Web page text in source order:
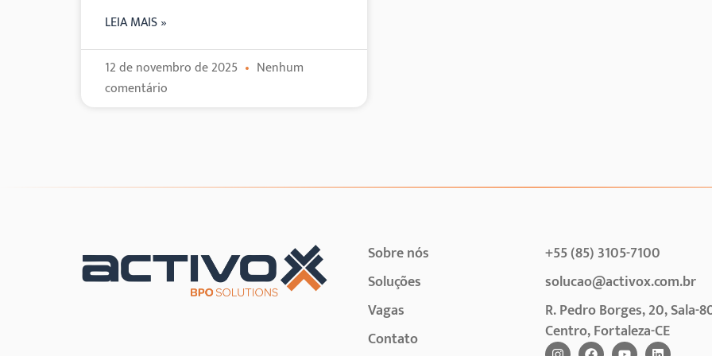
LEIA MAIS »
12 de novembro de 2025
Nenhum
comentário
Sobre nós
Soluções
Vagas
Contato
+55 (85) 3105-7100
solucao@activox.com.br
R. Pedro Borges, 20, Sala-
Centro, Fortaleza-CE